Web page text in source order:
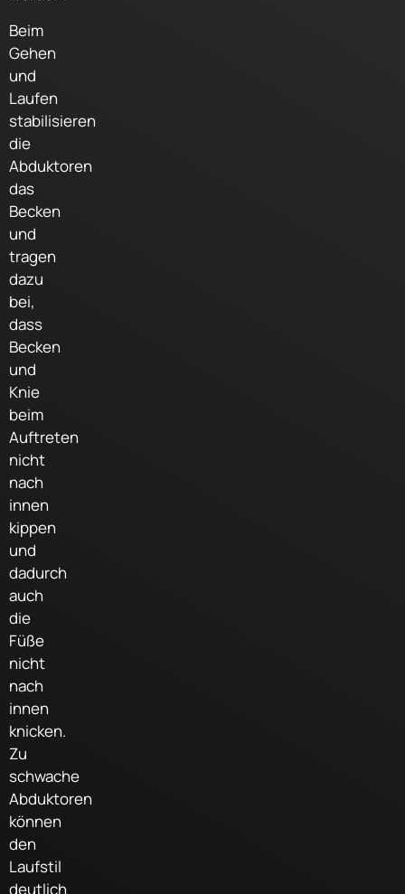
Beim
Gehen
und
Laufen
stabilisieren
die
Abduktoren
das
Becken
und
tragen
dazu
bei,
dass
Becken
und
Knie
beim
Auftreten
nicht
nach
innen
kippen
und
dadurch
auch
die
Füße
nicht
nach
innen
knicken.
Zu
schwache
Abduktoren
können
den
Laufstil
deutlich